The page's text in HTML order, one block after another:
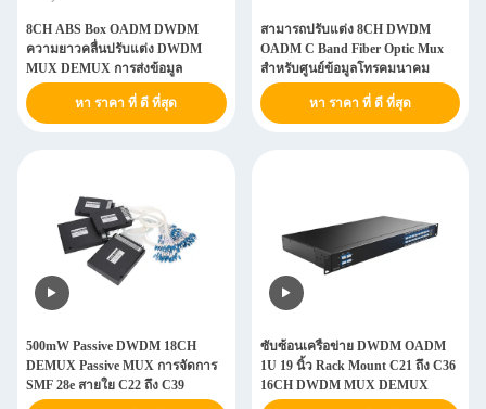
8CH ABS Box OADM DWDM
ความยาวคลื่นปรับแต่ง DWDM
MUX DEMUX การส่งข้อมูล
หา ราคา ที่ ดี ที่สุด
สามารถปรับแต่ง 8CH DWDM
OADM C Band Fiber Optic Mux
สําหรับศูนย์ข้อมูลโทรคมนาคม
หา ราคา ที่ ดี ที่สุด
500mW Passive DWDM 18CH
DEMUX Passive MUX การจัดการ
SMF 28e สายใย C22 ถึง C39
ซับซ้อนเครือข่าย DWDM OADM
1U 19 นิ้ว Rack Mount C21 ถึง C36
16CH DWDM MUX DEMUX